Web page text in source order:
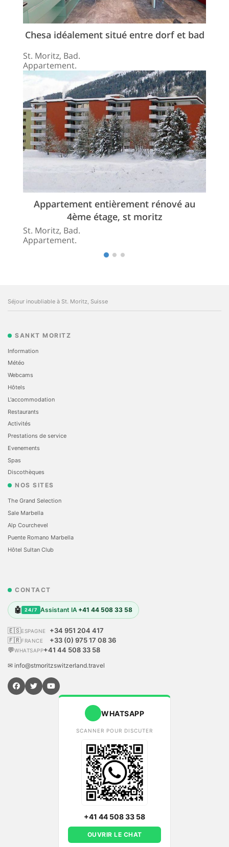
Chesa idéalement situé entre dorf et bad
St. Moritz, Bad.
Appartement.
Appartement entièrement rénové au
4ème étage, st moritz
St. Moritz, Bad.
Appartement.
Séjour inoubliable à St. Moritz, Suisse
SANKT MORITZ
Information
Météo
Webcams
Hôtels
L'accommodation
Restaurants
Activités
Prestations de service
Evеnements
Spas
Discothèques
NOS SITES
The Grand Selection
Sale Marbella
Alp Courchevel
Puente Romano Marbella
Hôtel Sultan Club
CONTACT
🤖 24/7 Assistant IA +41 44 508 33 58
🇪🇸ESPAGNE
+34 951 204 417
🇫🇷FRANCE
+33 (0) 975 17 08 36
💬WHATSAPP+41 44 508 33 58
✉ info@stmoritzswitzerland.travel
WHATSAPP
SCANNER POUR DISCUTER
+41 44 508 33 58
OUVRIR LE CHAT